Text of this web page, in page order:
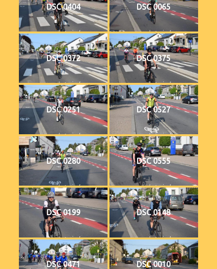
DSC 0404 DSC 0065
DSC 0372 DSC 0375
DSC 0251 DSC 0527
DSC 0280 DSC 0555
DSC 0199 DSC 0148
DSC 0471 DSC 0010